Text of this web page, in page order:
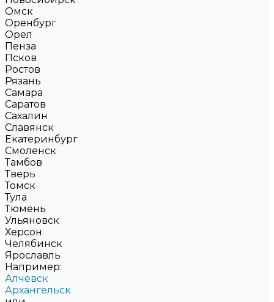
Омск
Оренбург
Орел
Пенза
Псков
Ростов
Рязань
Самара
Саратов
Сахалин
Славянск
Екатеринбург
Смоленск
Тамбов
Тверь
Томск
Тула
Тюмень
Ульяновск
Херсон
Челябинск
Ярославль
Например:
Алчевск
Архангельск